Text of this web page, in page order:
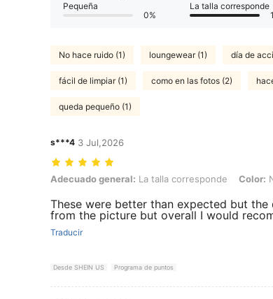
Pequeña
0%
La talla corresponde
No hace ruido (1) loungewear (1) día de
fácil de limpiar (1) como en las fotos (2)
queda pequeño (1)
s***4 3 Jul,2026
Adecuado general: La talla corresponde, Color: Negro,
Adecuado general: La talla corresponde Color:
These were better than expected but
from the picture but overall I would
Traducir
Desde SHEIN US Programa de puntos